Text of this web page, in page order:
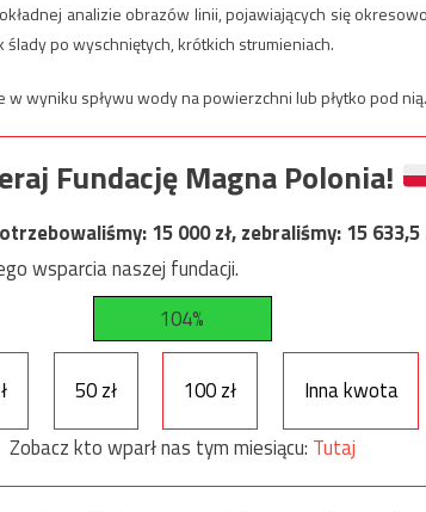
analizie obrazów linii, pojawiających się
po wyschniętych, krótkich strumieniach.
wyniku spływu wody na powierzchni lub płytko pod nią.
Fundację Magna Polonia!
15 000zł, zebraliśmy:15 633,5
wsparcia naszej fundacji.
104%
50 zł 100 zł
Inna kwota
Zobacz kto wparł nas tym miesiącu: Tutaj